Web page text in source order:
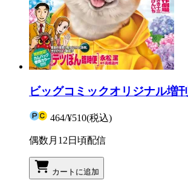
ビッグコミックオリジナル増刊
464/¥510(税込)
偶数月12日頃配信
カートに追加